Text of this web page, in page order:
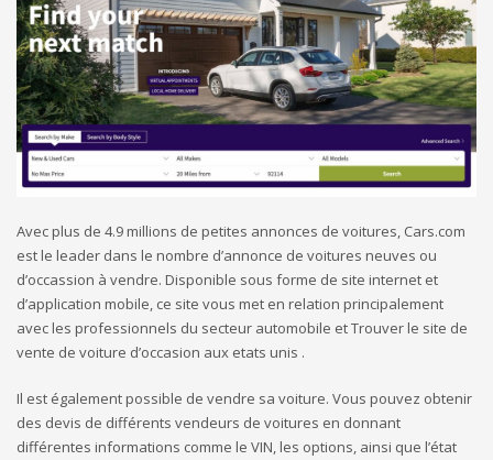
Avec plus de 4.9 millions de petites annonces de voitures, Cars.com
est le leader dans le nombre d’annonce de voitures neuves ou
d’occassion à vendre. Disponible sous forme de site internet et
d’application mobile, ce site vous met en relation principalement
avec les professionnels du secteur automobile et Trouver le site de
vente de voiture d’occasion aux etats unis .
Il est également possible de vendre sa voiture. Vous pouvez obtenir
des devis de différents vendeurs de voitures en donnant
différentes informations comme le VIN, les options, ainsi que l’état